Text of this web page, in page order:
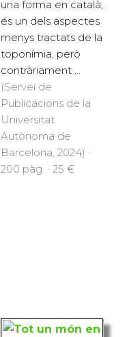
una forma en català,
és un dels aspectes
menys tractats de la
toponímia, però
contràriament ...
(Servei de
Publicacions de la
Universitat
Autònoma de
Barcelona, 2024) ·
200 pàg. · 25 €